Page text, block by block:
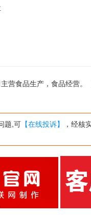
营食品生产，食品经营
题,可 【在线投诉】
，经核